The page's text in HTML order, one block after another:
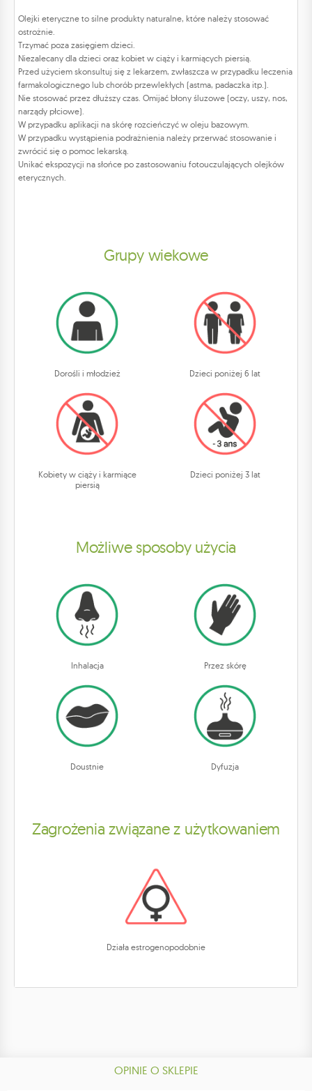
Olejki eteryczne to silne produkty naturalne, które należy stosować
ostrożnie.
Trzymać poza zasięgiem dzieci.
Niezalecany dla dzieci oraz kobiet w ciąży i karmiących piersią.
Przed użyciem skonsultuj się z lekarzem, zwłaszcza w przypadku leczenia
farmakologicznego lub chorób przewlekłych (astma, padaczka itp.).
Nie stosować przez dłuższy czas. Omijać błony śluzowe (oczy, uszy, nos,
narządy płciowe).
W przypadku aplikacji na skórę rozcieńczyć w oleju bazowym.
W przypadku wystąpienia podrażnienia należy przerwać stosowanie i
zwrócić się o pomoc lekarską.
Unikać ekspozycji na słońce po zastosowaniu fotouczulających olejków
eterycznych.
Grupy wiekowe
Dorośli i młodzież Dzieci poniżej 6 lat
Kobiety w ciąży i karmiące
piersią
Dzieci poniżej 3 lat
Możliwe sposoby użycia
Inhalacja Przez skórę
Doustnie Dyfuzja
Zagrożenia związane z użytkowaniem
Działa estrogenopodobnie
OPINIE O SKLEPIE